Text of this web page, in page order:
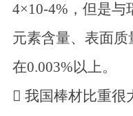
4×10-4%，但是与
元素含量、表面
在0.003%以上。
 我国棒材比重很